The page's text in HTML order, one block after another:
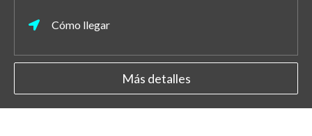
Cómo llegar
Más detalles